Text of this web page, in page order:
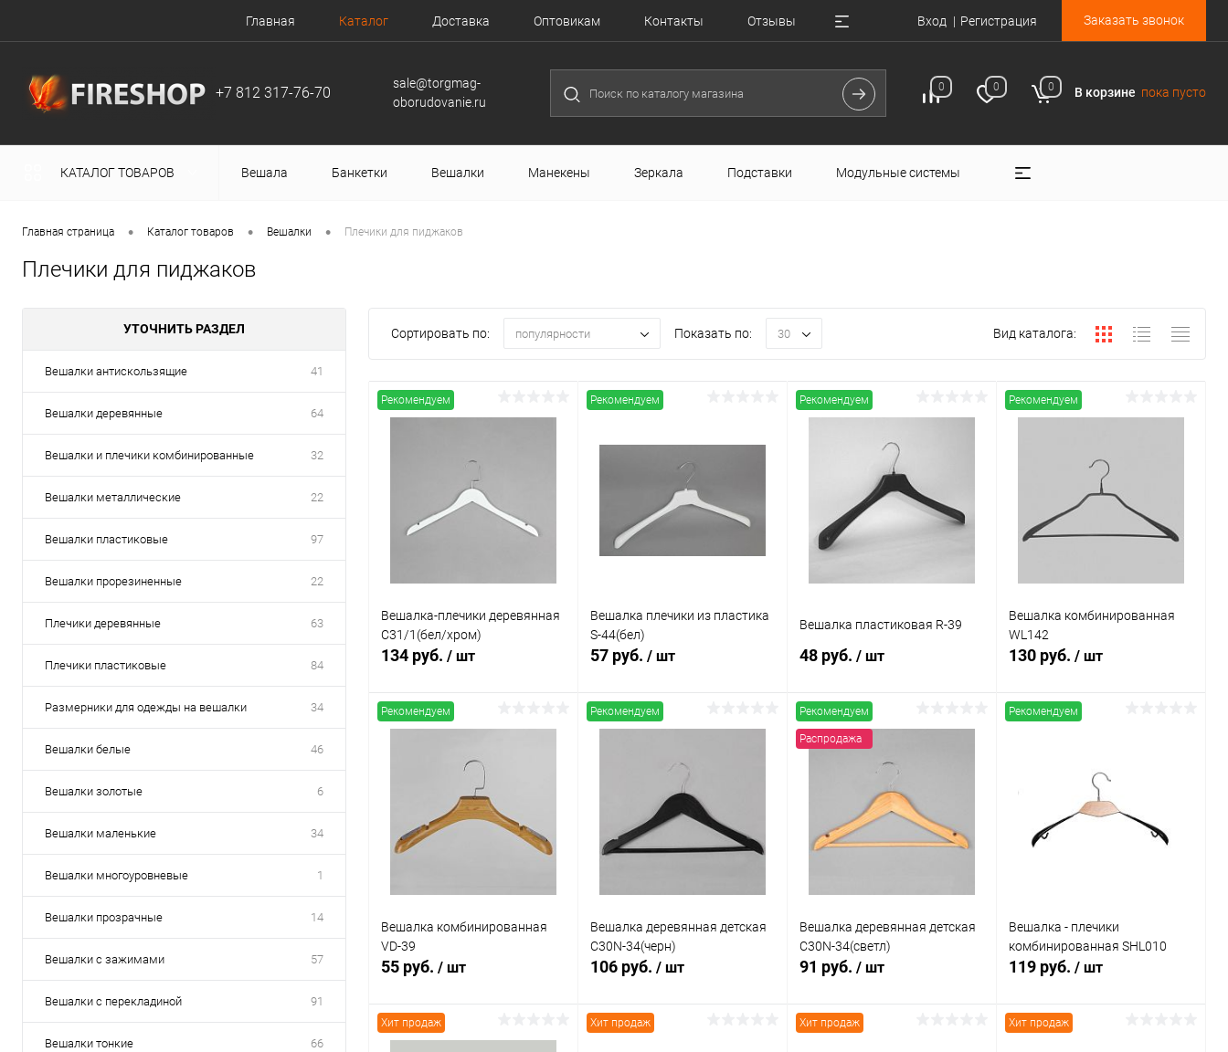
Главная Каталог Доставка Оптовикам Контакты Отзывы Вход Регистрация Заказать звонок
+7 812 317-76-70
sale@torgmag-
oborudovanie.ru
0 0 0 В корзине пока пусто
КАТАЛОГ ТОВАРОВ Вешала Банкетки Вешалки Манекены Зеркала Подставки Модульные системы
Главная страница • Каталог товаров • Вешалки • Плечики для пиджаков
Плечики для пиджаков
УТОЧНИТЬ РАЗДЕЛ
Вешалки антискользящие 41
Вешалки деревянные 64
Вешалки и плечики комбинированные 32
Вешалки металлические 22
Вешалки пластиковые 97
Вешалки прорезиненные 22
Плечики деревянные 63
Плечики пластиковые 84
Размерники для одежды на вешалки 34
Вешалки белые 46
Вешалки золотые 6
Вешалки маленькие 34
Вешалки многоуровневые 1
Вешалки прозрачные 14
Вешалки с зажимами 57
Вешалки с перекладиной 91
Вешалки тонкие 66
Сортировать по: популярности Показать по: 30 Вид каталога:
Рекомендуем
Вешалка-плечики деревянная
C31/1(бел/хром)
134 руб. / шт
В корзину
В избранное В наличии
Рекомендуем
Вешалка плечики из пластика
S-44(бел)
57 руб. / шт
В корзину
В избранное В наличии
Рекомендуем
Вешалка пластиковая R-39
48 руб. / шт
В корзину
В избранное В наличии
Рекомендуем
Вешалка комбинированная
WL142
130 руб. / шт
клик
В избранное В наличии
Рекомендуем
Вешалка комбинированная
VD-39
55 руб. / шт
В корзину
Рекомендуем
Вешалка деревянная детская
C30N-34(черн)
106 руб. / шт
Рекомендуем
Распродажа
Вешалка деревянная детская
C30N-34(светл)
91 руб. / шт
Рекомендуем
Вешалка - плечики
комбинированная SHL010
119 руб. / шт
Хит продаж Хит продаж Хит продаж Хит продаж